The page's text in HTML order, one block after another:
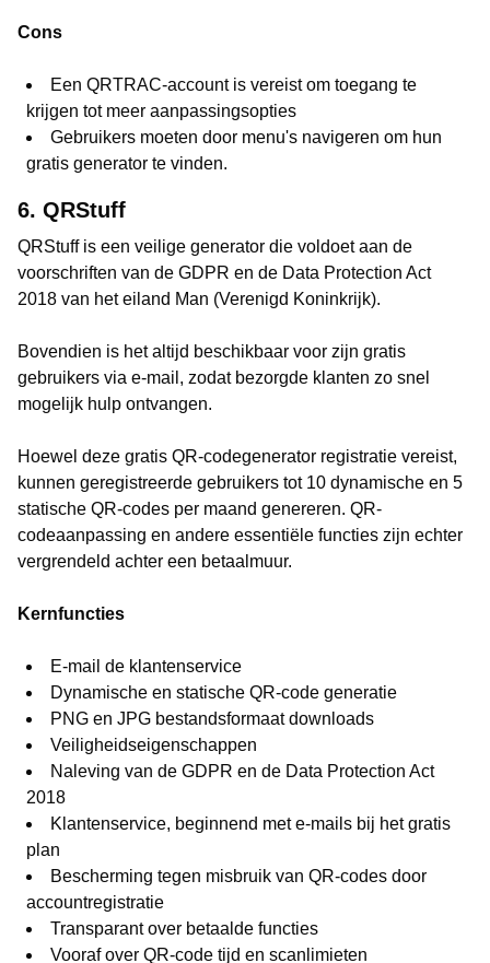
Cons
Een QRTRAC-account is vereist om toegang te
krijgen tot meer aanpassingsopties
Gebruikers moeten door menu's navigeren om hun
gratis generator te vinden.
6. QRStuff
QRStuff is een veilige generator die voldoet aan de
voorschriften van de GDPR en de Data Protection Act
2018 van het eiland Man (Verenigd Koninkrijk).
Bovendien is het altijd beschikbaar voor zijn gratis
gebruikers via e-mail, zodat bezorgde klanten zo snel
mogelijk hulp ontvangen.
Hoewel deze gratis QR-codegenerator registratie vereist,
kunnen geregistreerde gebruikers tot 10 dynamische en 5
statische QR-codes per maand genereren. QR-
codeaanpassing en andere essentiële functies zijn echter
vergrendeld achter een betaalmuur.
Kernfuncties
E-mail de klantenservice
Dynamische en statische QR-code generatie
PNG en JPG bestandsformaat downloads
Veiligheidseigenschappen
Naleving van de GDPR en de Data Protection Act
2018
Klantenservice, beginnend met e-mails bij het gratis
plan
Bescherming tegen misbruik van QR-codes door
accountregistratie
Transparant over betaalde functies
Vooraf over QR-code tijd en scanlimieten